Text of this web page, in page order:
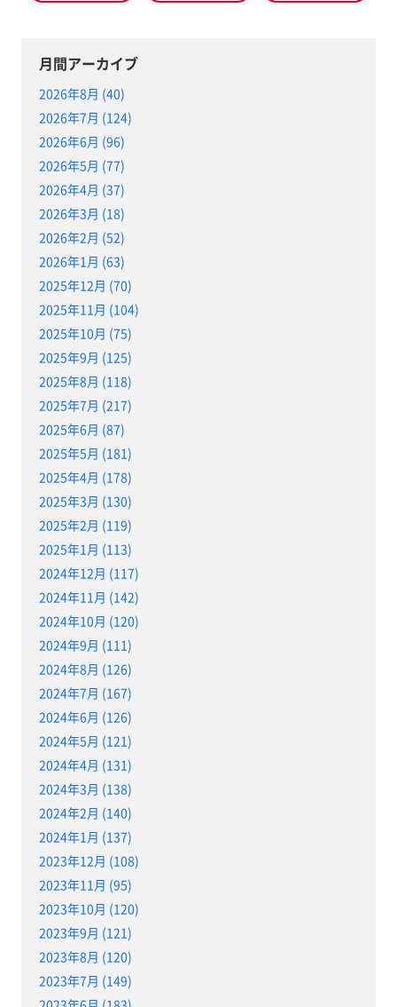
月間アーカイブ
2026年8月 (40)
2026年7月 (124)
2026年6月 (96)
2026年5月 (77)
2026年4月 (37)
2026年3月 (18)
2026年2月 (52)
2026年1月 (63)
2025年12月 (70)
2025年11月 (104)
2025年10月 (75)
2025年9月 (125)
2025年8月 (118)
2025年7月 (217)
2025年6月 (87)
2025年5月 (181)
2025年4月 (178)
2025年3月 (130)
2025年2月 (119)
2025年1月 (113)
2024年12月 (117)
2024年11月 (142)
2024年10月 (120)
2024年9月 (111)
2024年8月 (126)
2024年7月 (167)
2024年6月 (126)
2024年5月 (121)
2024年4月 (131)
2024年3月 (138)
2024年2月 (140)
2024年1月 (137)
2023年12月 (108)
2023年11月 (95)
2023年10月 (120)
2023年9月 (121)
2023年8月 (120)
2023年7月 (149)